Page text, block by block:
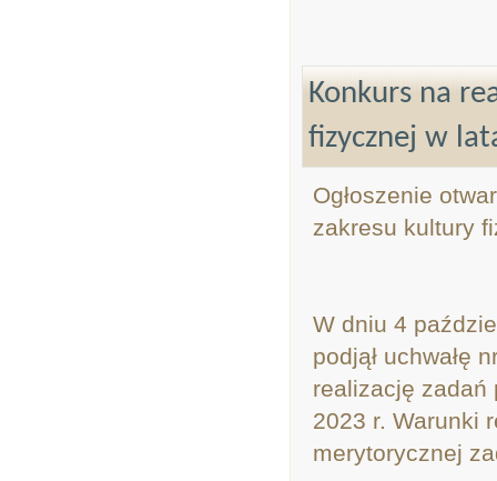
Konkurs na
fizycznej w
Ogłoszenie
zakresu
W dniu 4
podjął uchwałę
realizację zadań
2023 r. Warunki
merytorycznej